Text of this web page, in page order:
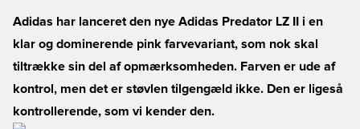
Adidas har lanceret den nye Adidas Predator LZ II i en
klar og dominerende pink farvevariant, som nok skal
tiltrække sin del af opmærksomheden. Farven er ude af
kontrol, men det er støvlen tilgengæld ikke. Den er ligeså
kontrollerende, som vi kender den.